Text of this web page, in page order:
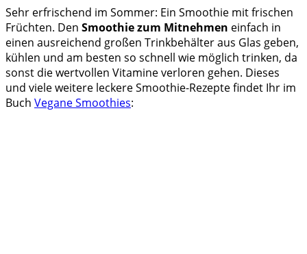
Sehr erfrischend im Sommer: Ein Smoothie mit frischen
Früchten. Den Smoothie zum Mitnehmen einfach in
einen ausreichend großen Trinkbehälter aus Glas geben,
kühlen und am besten so schnell wie möglich trinken, da
sonst die wertvollen Vitamine verloren gehen. Dieses
und viele weitere leckere Smoothie-Rezepte findet Ihr im
Buch Vegane Smoothies: